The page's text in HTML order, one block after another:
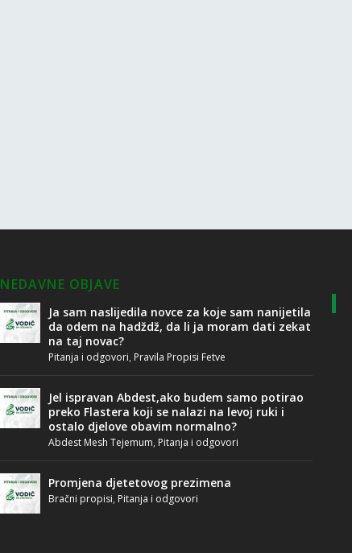
NEDAVNE OBJAVE
Ja sam naslijedila novce za koje sam nanijetila
da odem na hadždž, da li ja moram dati zekat
na taj novac?
Pitanja i odgovori, Pravila Propisi Fetve
Jel ispravan Abdest,ako budem samo potirao
preko Flastera koji se nalazi na levoj ruki i
ostalo djelove obavim normalno?
Abdest Mesh Tejemum, Pitanja i odgovori
Promjena djetetovog prezimena
Bračni propisi, Pitanja i odgovori